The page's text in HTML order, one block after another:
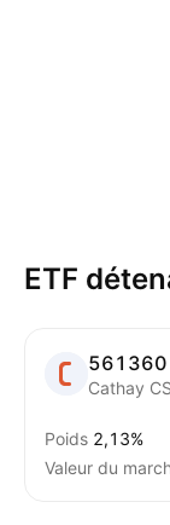
ETF
561360
Poids 2,13%
Valeur du